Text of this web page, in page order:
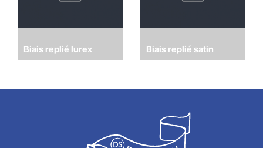
Biais replié lurex Biais replié satin